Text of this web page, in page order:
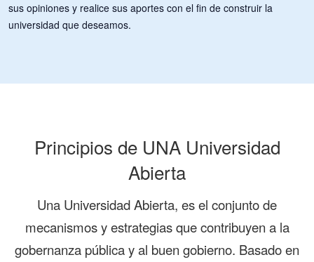
sus opiniones y realice sus aportes con el fin de construir la
universidad que deseamos.
Principios de UNA Universidad
Abierta
Una Universidad Abierta, es el conjunto de
mecanismos y estrategias que contribuyen a la
gobernanza pública y al buen gobierno. Basado en